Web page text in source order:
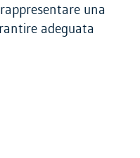
una
adeguata